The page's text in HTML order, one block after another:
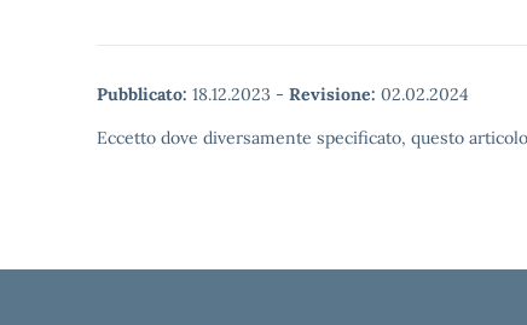
Pubblicato: 18.12.2023 - Revisione: 02.02.2024
Eccetto dove diversamente specificato, questo